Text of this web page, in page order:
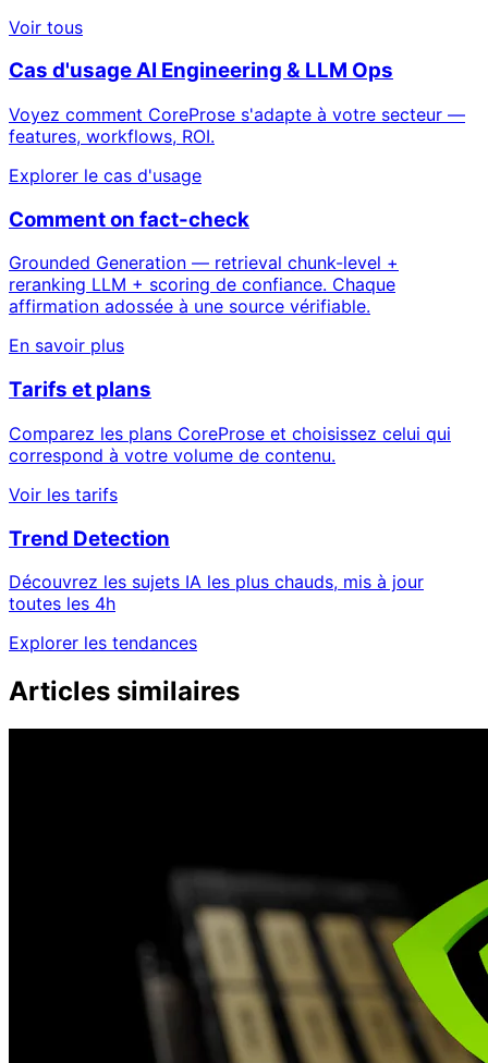
Voir tous
Cas d'usage AI Engineering & LLM Ops
Voyez comment CoreProse s'adapte à votre secteur —
features, workflows, ROI.
Explorer le cas d'usage
Comment on fact-check
Grounded Generation — retrieval chunk-level +
reranking LLM + scoring de confiance. Chaque
affirmation adossée à une source vérifiable.
En savoir plus
Tarifs et plans
Comparez les plans CoreProse et choisissez celui qui
correspond à votre volume de contenu.
Voir les tarifs
Trend Detection
Découvrez les sujets IA les plus chauds, mis à jour
toutes les 4h
Explorer les tendances
Articles similaires